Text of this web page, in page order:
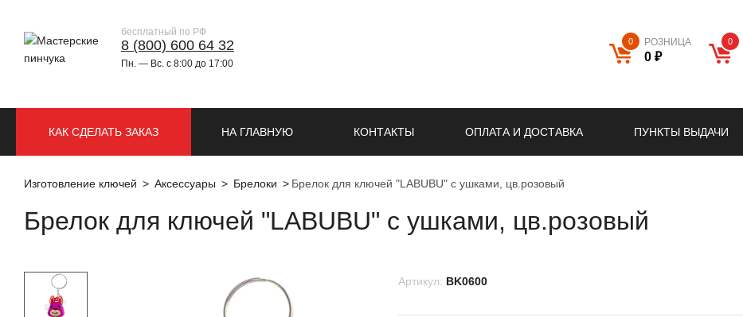
бесплатный по РФ
8 (800) 600 64 32
Пн. — Вс. с 8:00 до 17:00
0 РОЗНИЦА
0 ₽
0
НА ГЛАВНУЮ КОНТАКТЫ ОПЛАТА И ДОСТАВКА ПУНКТЫ ВЫДАЧИ
КАК СДЕЛАТЬ ЗАКАЗ
Изготовление ключей Аксессуары Брелоки Брелок для ключей "LABUBU" с ушками, цв.розовый
Брелок для ключей "LABUBU" с ушками, цв.розовый
Артикул: BK0600